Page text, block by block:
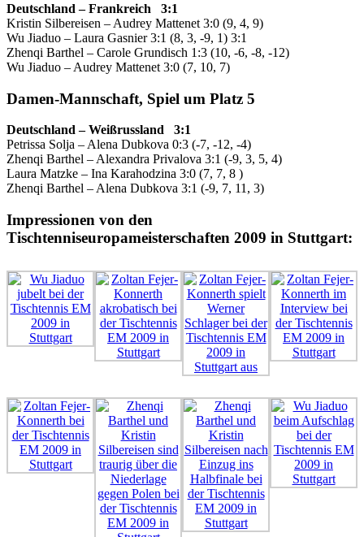
Deutschland – Frankreich 3:1
Kristin Silbereisen – Audrey Mattenet 3:0 (9, 4, 9)
Wu Jiaduo – Laura Gasnier 3:1 (8, 3, -9, 1) 3:1
Zhenqi Barthel – Carole Grundisch 1:3 (10, -6, -8, -12)
Wu Jiaduo – Audrey Mattenet 3:0 (7, 10, 7)
Damen-Mannschaft, Spiel um Platz 5
Deutschland – Weißrussland 3:1
Petrissa Solja – Alena Dubkova 0:3 (-7, -12, -4)
Zhenqi Barthel – Alexandra Privalova 3:1 (-9, 3, 5, 4)
Laura Matzke – Ina Karahodzina 3:0 (7, 7, 8 )
Zhenqi Barthel – Alena Dubkova 3:1 (-9, 7, 11, 3)
Impressionen von den
Tischtenniseuropameisterschaften 2009 in Stuttgart: